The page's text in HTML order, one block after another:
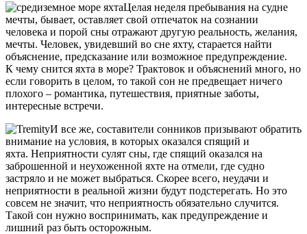
Целая неделя пребывания на судне
мечты, бывает, оставляет свой отпечаток на сознании
человека и порой сны отражают другую реальность, желания,
мечты. Человек, увидевший во сне яхту, старается найти
объяснение, предсказание или возможное предупреждение.
К чему снится яхта в море? Трактовок и объяснений много, но
если говорить в целом, то такой сон не предвещает ничего
плохого – романтика, путешествия, приятные заботы,
интересные встречи.
И все же, составители сонников призывают обратить
внимание на условия, в которых оказался спящий и
яхта. Неприятности сулят сны, где спящий оказался на
заброшенной и неухоженной яхте на отмели, где судно
застряло и не может выбраться. Скорее всего, неудачи и
неприятности в реальной жизни будут подстерегать. Но это
совсем не значит, что неприятность обязательно случится.
Такой сон нужно воспринимать, как предупреждение и
лишний раз быть осторожным.